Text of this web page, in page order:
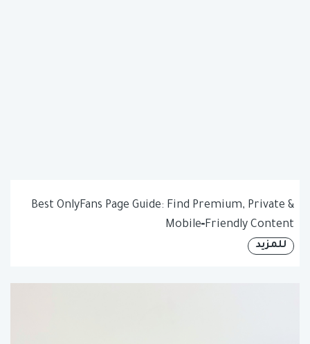
Best OnlyFans Page Guide: Find Premium, Private &
Mobile‑Friendly Content
للمزيد